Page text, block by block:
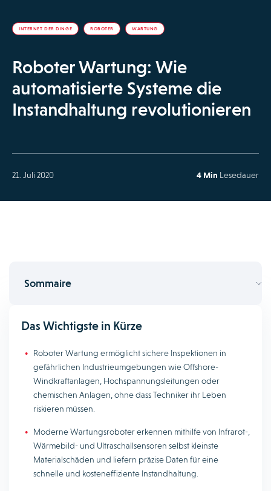
INTERNET DER DINGE ROBOTER WARTUNG
Roboter Wartung: Wie
automatisierte Systeme die
Instandhaltung revolutionieren
21. Juli 2020 4 Min Lesedauer
Sommaire
Das Wichtigste in Kürze
Roboter Wartung ermöglicht sichere Inspektionen in
gefährlichen Industrieumgebungen wie Offshore-
Windkraftanlagen, Hochspannungsleitungen oder
chemischen Anlagen, ohne dass Techniker ihr Leben
riskieren müssen.
Moderne Wartungsroboter erkennen mithilfe von Infrarot-,
Wärmebild- und Ultraschallsensoren selbst kleinste
Materialschäden und liefern präzise Daten für eine
schnelle und kosteneffiziente Instandhaltung.